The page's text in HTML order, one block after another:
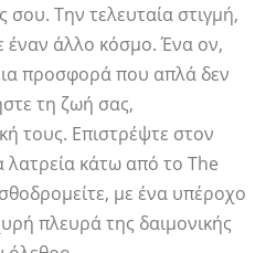
Την τελευταία στιγμή,
έναν άλλο κόσμο. Ένα ον,
προσφορά που απλά δεν
τη ζωή σας,
τους. Επιστρέψτε στον
λατρεία κάτω από το The
με ένα υπέροχο
πλευρά της δαιμονικής